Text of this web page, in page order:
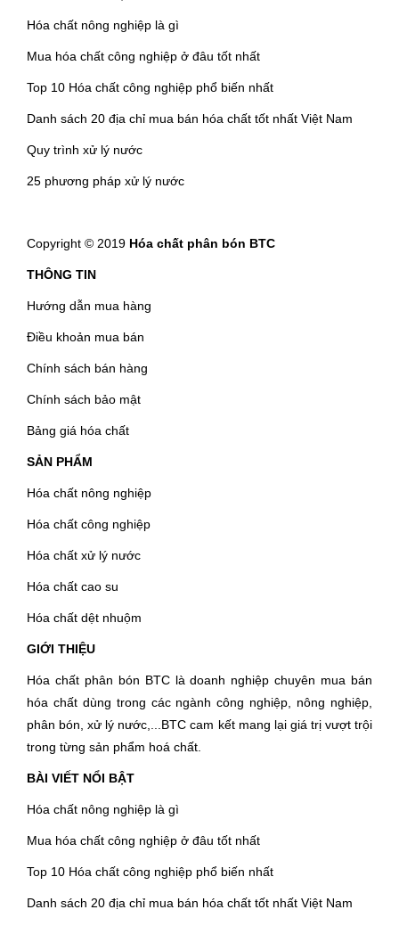
Hóa chất nông nghiệp là gì
Mua hóa chất công nghiệp ở đâu tốt nhất
Top 10 Hóa chất công nghiệp phổ biến nhất
Danh sách 20 địa chỉ mua bán hóa chất tốt nhất Việt Nam
Quy trình xử lý nước
25 phương pháp xử lý nước
Copyright © 2019 Hóa chất phân bón BTC
THÔNG TIN
Hướng dẫn mua hàng
Điều khoản mua bán
Chính sách bán hàng
Chính sách bảo mật
Bảng giá hóa chất
SẢN PHẨM
Hóa chất nông nghiệp
Hóa chất công nghiệp
Hóa chất xử lý nước
Hóa chất cao su
Hóa chất dệt nhuộm
GIỚI THIỆU
Hóa chất phân bón BTC là doanh nghiệp chuyên mua bán
hóa chất dùng trong các ngành công nghiệp, nông nghiệp,
phân bón, xử lý nước,...BTC cam kết mang lại giá trị vượt trội
trong từng sản phẩm hoá chất.
BÀI VIẾT NỔI BẬT
Hóa chất nông nghiệp là gì
Mua hóa chất công nghiệp ở đâu tốt nhất
Top 10 Hóa chất công nghiệp phổ biến nhất
Danh sách 20 địa chỉ mua bán hóa chất tốt nhất Việt Nam